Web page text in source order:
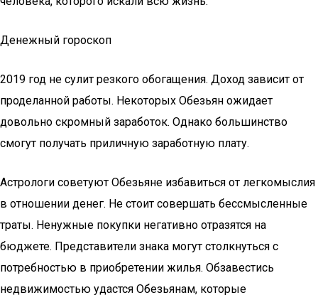
Денежный гороскоп
2019 год не сулит резкого обогащения. Доход зависит от
проделанной работы. Некоторых Обезьян ожидает
довольно скромный заработок. Однако большинство
смогут получать приличную заработную плату.
Астрологи советуют Обезьяне избавиться от легкомыслия
в отношении денег. Не стоит совершать бессмысленные
траты. Ненужные покупки негативно отразятся на
бюджете. Представители знака могут столкнуться с
потребностью в приобретении жилья. Обзавестись
недвижимостью удастся Обезьянам, которые